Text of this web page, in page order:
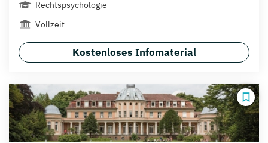
Rechtspsychologie
Vollzeit
Kostenloses Infomaterial